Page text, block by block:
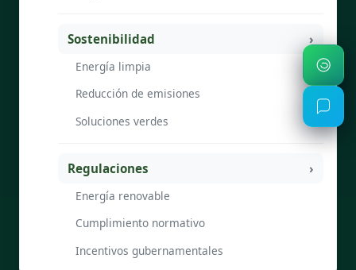
Sostenibilidad
Energía limpia
Reducción de emisiones
Soluciones verdes
Regulaciones
Energía renovable
Cumplimiento normativo
Incentivos gubernamentales